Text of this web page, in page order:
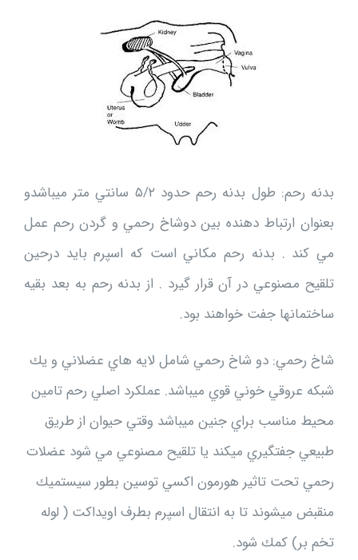
بدنه رحم: طول بدنه رحم حدود ۵/۲ سانتي متر ميباشدو
بعنوان ارتباط دهنده بين دوشاخ رحمي و گردن رحم عمل
مي كند . بدنه رحم مكاني است كه اسپرم بايد درحين
تلقيح مصنوعي در آن قرار گيرد . از بدنه رحم به بعد بقيه
ساختمانها جفت خواهند بود.
شاخ رحمي: دو شاخ رحمي شامل لايه هاي عضلاني و يك
شبكه عروقي خوني قوي ميباشد. عملكرد اصلي رحم تامين
محيط مناسب براي جنين ميباشد وقتي حيوان از طريق
طبيعي جفتگيري ميكند يا تلقيح مصنوعي مي شود عضلات
رحمي تحت تاثير هورمون اكسي توسين بطور سيستميك
منقبض ميشوند تا به انتقال اسپرم بطرف اويداكت ( لوله
تخم بر) كمك شود.